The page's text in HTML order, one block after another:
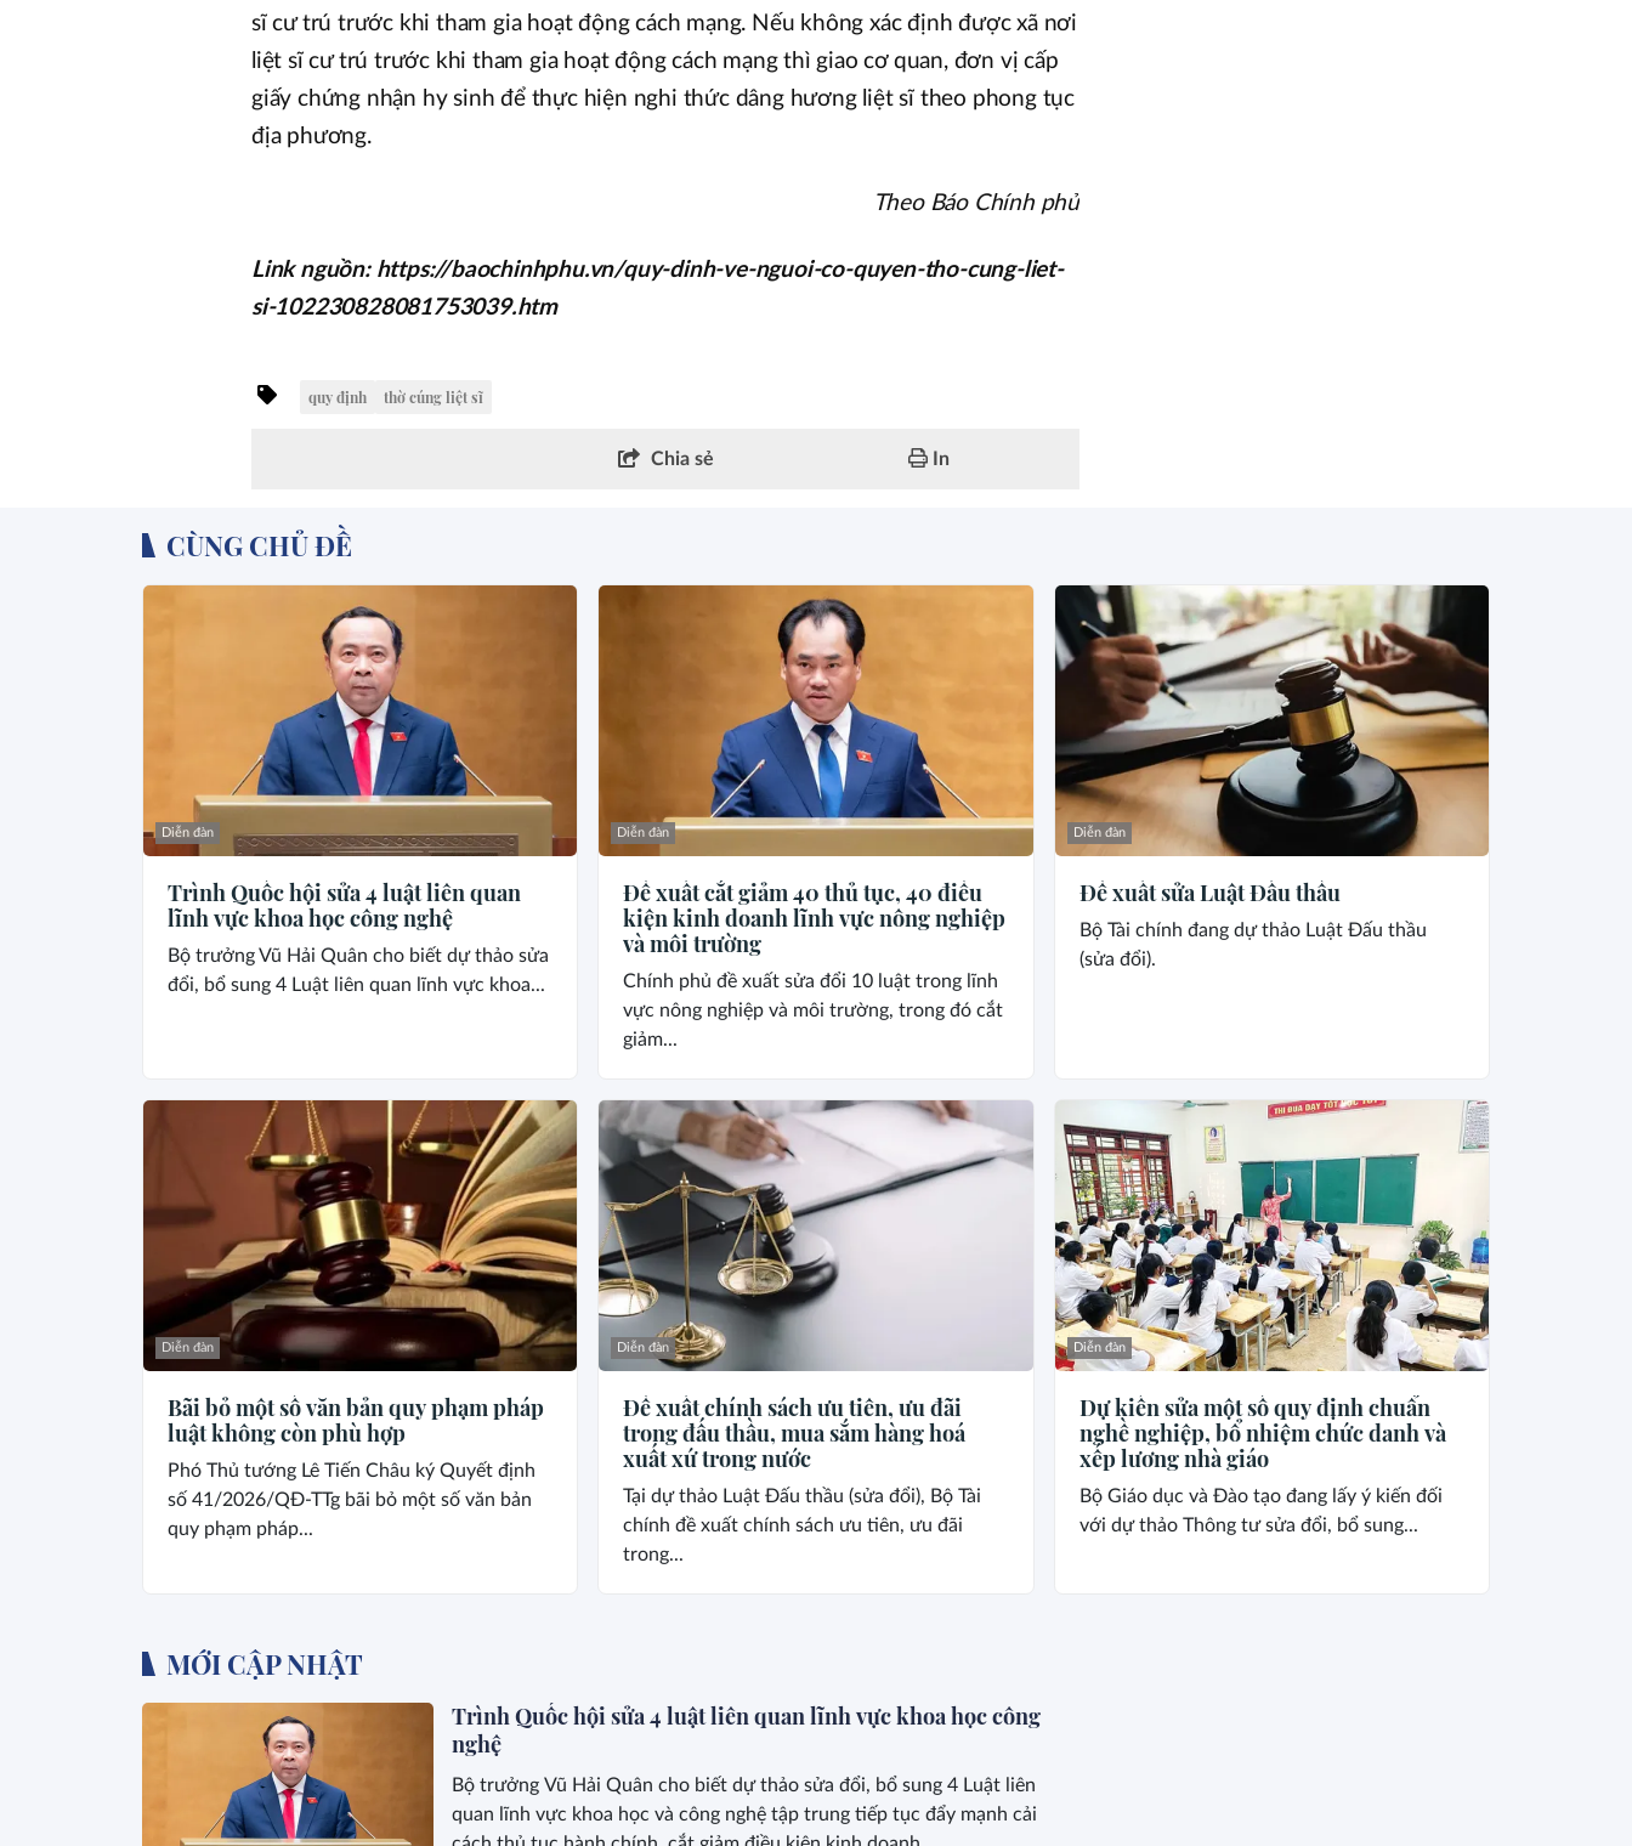
sĩ cư trú trước khi tham gia hoạt động cách mạng. Nếu không xác định được xã nơi
liệt sĩ cư trú trước khi tham gia hoạt động cách mạng thì giao cơ quan, đơn vị cấp
giấy chứng nhận hy sinh để thực hiện nghi thức dâng hương liệt sĩ theo phong tục
địa phương.
Theo Báo Chính phủ
Link nguồn: https://baochinhphu.vn/quy-dinh-ve-nguoi-co-quyen-tho-cung-liet-
si-102230828081753039.htm
quy định thờ cúng liệt sĩ
Chia sẻ In
CÙNG CHỦ ĐỀ
Diễn đàn
Trình Quốc hội sửa 4 luật liên quan
lĩnh vực khoa học công nghệ
Bộ trưởng Vũ Hải Quân cho biết dự thảo sửa
đổi, bổ sung 4 Luật liên quan lĩnh vực khoa...
Diễn đàn
Đề xuất cắt giảm 40 thủ tục, 40 điều
kiện kinh doanh lĩnh vực nông nghiệp
và môi trường
Chính phủ đề xuất sửa đổi 10 luật trong lĩnh
vực nông nghiệp và môi trường, trong đó cắt
giảm...
Diễn đàn
Đề xuất sửa Luật Đấu thầu
Bộ Tài chính đang dự thảo Luật Đấu thầu
(sửa đổi).
Diễn đàn
Bãi bỏ một số văn bản quy phạm pháp
luật không còn phù hợp
Phó Thủ tướng Lê Tiến Châu ký Quyết định
số 41/2026/QĐ-TTg bãi bỏ một số văn bản
quy phạm pháp...
Diễn đàn
Đề xuất chính sách ưu tiên, ưu đãi
trong đấu thầu, mua sắm hàng hoá
xuất xứ trong nước
Tại dự thảo Luật Đấu thầu (sửa đổi), Bộ Tài
chính đề xuất chính sách ưu tiên, ưu đãi
trong...
Diễn đàn
Dự kiến sửa một số quy định chuẩn
nghề nghiệp, bổ nhiệm chức danh và
xếp lương nhà giáo
Bộ Giáo dục và Đào tạo đang lấy ý kiến đối
với dự thảo Thông tư sửa đổi, bổ sung...
MỚI CẬP NHẬT
Trình Quốc hội sửa 4 luật liên quan lĩnh vực khoa học công
nghệ
Bộ trưởng Vũ Hải Quân cho biết dự thảo sửa đổi, bổ sung 4 Luật liên
quan lĩnh vực khoa học và công nghệ tập trung tiếp tục đẩy mạnh cải